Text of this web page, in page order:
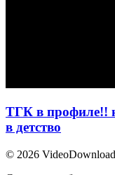
ТГК в профиле!!
в детство
© 2026